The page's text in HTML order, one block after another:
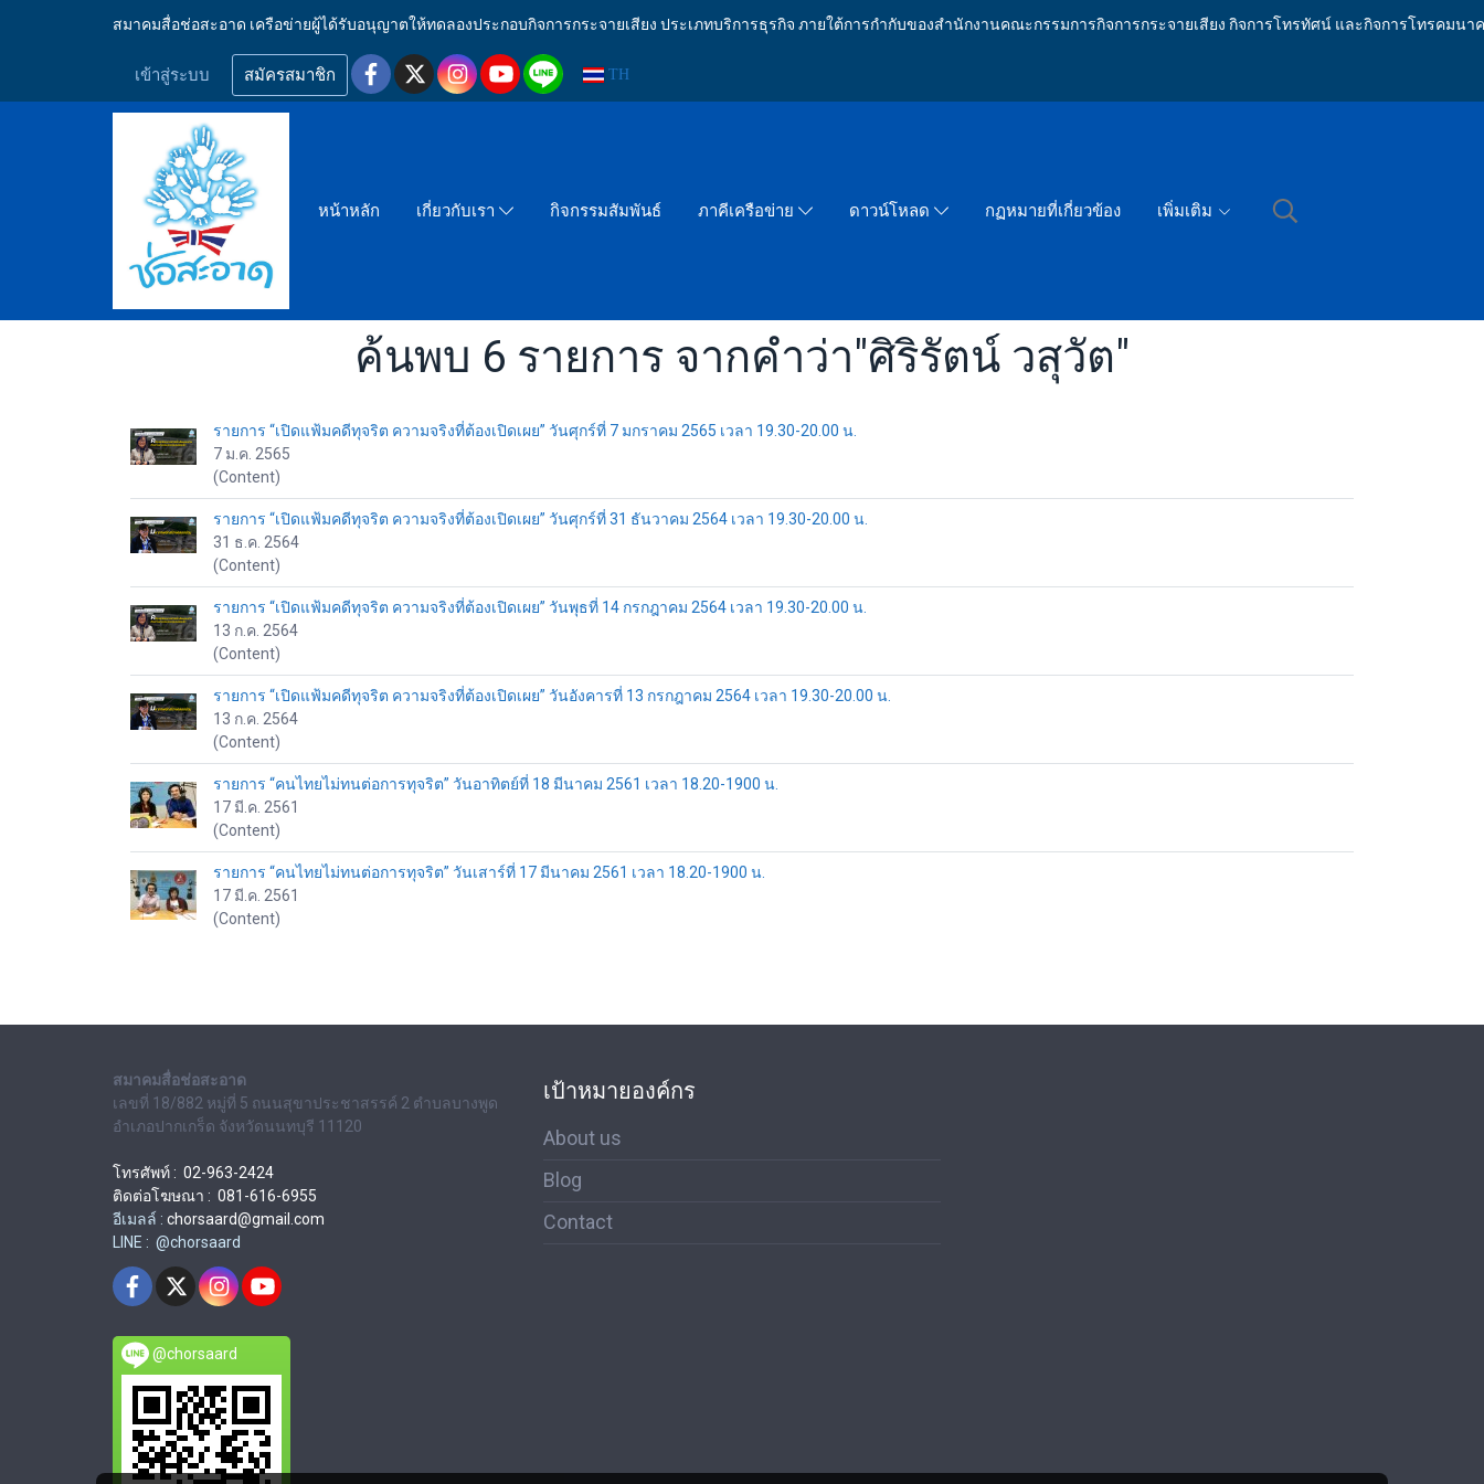
สมาคมสื่อช่อสะอาด เครือข่ายผู้ได้รับอนุญาตให้ทดลองประกอบกิจการกระจายเสียง ประเภทบริการธุรกิจ ภายใต้การกำกับของสำนักงานคณะกรรมการกิจการกระจายเสียง กิจการโทรทัศน์ และกิจการโทรคมนา
เข้าสู่ระบบ สมัครสมาชิก TH
หน้าหลัก เกี่ยวกับเรา กิจกรรมสัมพันธ์ ภาคีเครือข่าย ดาวน์โหลด กฏหมายที่เกี่ยวข้อง เพิ่มเติม
ค้นพบ 6 รายการ จากคำว่า"ศิริรัตน์ วสุวัต"
รายการ “เปิดแฟ้มคดีทุจริต ความจริงที่ต้องเปิดเผย” วันศุกร์ที่ 7 มกราคม 2565 เวลา 19.30-20.00 น.
7 ม.ค. 2565
(Content)
รายการ “เปิดแฟ้มคดีทุจริต ความจริงที่ต้องเปิดเผย” วันศุกร์ที่ 31 ธันวาคม 2564 เวลา 19.30-20.00 น.
31 ธ.ค. 2564
(Content)
รายการ “เปิดแฟ้มคดีทุจริต ความจริงที่ต้องเปิดเผย” วันพุธที่ 14 กรกฎาคม 2564 เวลา 19.30-20.00 น.
13 ก.ค. 2564
(Content)
รายการ “เปิดแฟ้มคดีทุจริต ความจริงที่ต้องเปิดเผย” วันอังคารที่ 13 กรกฎาคม 2564 เวลา 19.30-20.00 น.
13 ก.ค. 2564
(Content)
รายการ “คนไทยไม่ทนต่อการทุจริต” วันอาทิตย์ที่ 18 มีนาคม 2561 เวลา 18.20-1900 น.
17 มี.ค. 2561
(Content)
รายการ “คนไทยไม่ทนต่อการทุจริต” วันเสาร์ที่ 17 มีนาคม 2561 เวลา 18.20-1900 น.
17 มี.ค. 2561
(Content)
สมาคมสื่อช่อสะอาด
เลขที่ 18/882 หมู่ที่ 5 ถนนสุขาประชาสรรค์ 2 ตำบลบางพูด
อำเภอปากเกร็ด จังหวัดนนทบุรี 11120
โทรศัพท์ : 02-963-2424
ติดต่อโฆษณา : 081-616-6955
อีเมลล์ : chorsaard@gmail.com
LINE : @chorsaard
@chorsaard
เป้าหมายองค์กร
About us
Blog
Contact